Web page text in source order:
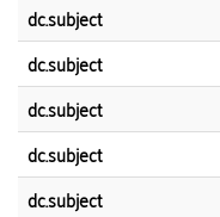
dc.subject
dc.subject
dc.subject
dc.subject
dc.subject